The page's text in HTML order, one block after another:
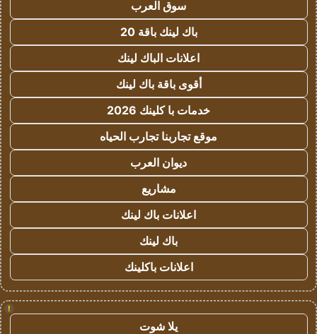
سوق العرب
باك لينك باقة 20
اعلانات الباك لينك
أقوى باقة باك لينك
خدمات با كلينك 2026
موقع تجاربنا تجارب الحياه
ديوان العرب
مشاريع
اعلانات باك لينك
باك لينك
اعلانات باكلينك
!
يلا شوت